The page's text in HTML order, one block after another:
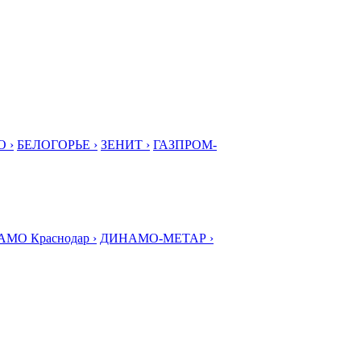
› БЕЛОГОРЬЕ › ЗЕНИТ › ГАЗПРОМ-
Краснодар › ДИНАМО-МЕТАР ›